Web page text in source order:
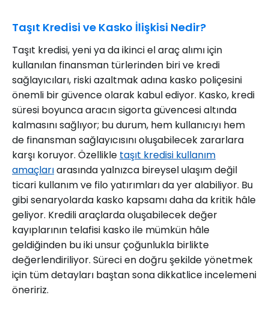
Taşıt Kredisi ve Kasko İlişkisi Nedir?
Taşıt kredisi, yeni ya da ikinci el araç alımı için
kullanılan finansman türlerinden biri ve kredi
sağlayıcıları, riski azaltmak adına kasko poliçesini
önemli bir güvence olarak kabul ediyor. Kasko, kredi
süresi boyunca aracın sigorta güvencesi altında
kalmasını sağlıyor; bu durum, hem kullanıcıyı hem
de finansman sağlayıcısını oluşabilecek zararlara
karşı koruyor. Özellikle taşıt kredisi kullanım
amaçlarıarasında yalnızca bireysel ulaşım değil
ticari kullanım ve filo yatırımları da yer alabiliyor. Bu
gibi senaryolarda kasko kapsamı daha da kritik hâle
geliyor. Kredili araçlarda oluşabilecek değer
kayıplarının telafisi kasko ile mümkün hâle
geldiğinden bu iki unsur çoğunlukla birlikte
değerlendiriliyor. Süreci en doğru şekilde yönetmek
için tüm detayları baştan sona dikkatlice incelemeni
öneririz.